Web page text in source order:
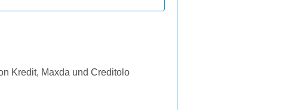
Kredit, Maxda und Creditolo